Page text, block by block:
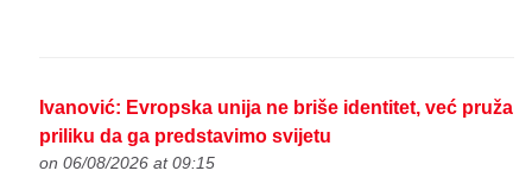
Ivanović: Evropska unija ne briše identitet, već pruža
priliku da ga predstavimo svijetu
on 06/08/2026 at 09:15